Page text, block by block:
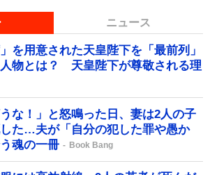
ニュース
を用意された天皇陛下を「最前列」
物とは？ 天皇陛下が尊敬される理
うな！」と怒鳴った日、妻は2人の子
た…夫が「自分の犯した罪や愚か
魂の一冊
Book Bang